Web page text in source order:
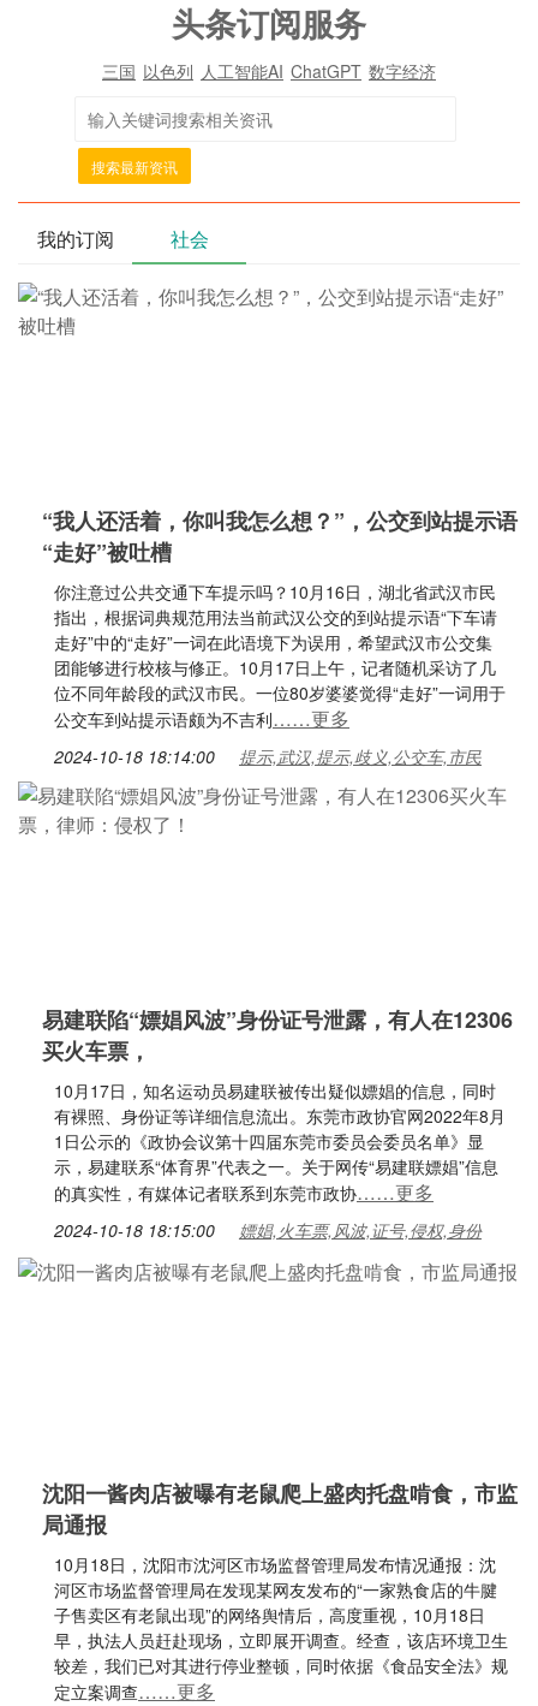
头条订阅服务
三国 以色列 人工智能AI ChatGPT 数字经济
搜索最新资讯
我的订阅 社会
“我人还活着，你叫我怎么想？”，公交到站提示语
“走好”被吐槽
你注意过公共交通下车提示吗？10月16日，湖北省武汉市民
指出，根据词典规范用法当前武汉公交的到站提示语“下车请
走好”中的“走好”一词在此语境下为误用，希望武汉市公交集
团能够进行校核与修正。10月17日上午，记者随机采访了几
位不同年龄段的武汉市民。一位80岁婆婆觉得“走好”一词用于
公交车到站提示语颇为不吉利……更多
2024-10-18 18:14:00 提示,武汉,提示,歧义,公交车,市民
易建联陷“嫖娼风波”身份证号泄露，有人在12306
买火车票，
10月17日，知名运动员易建联被传出疑似嫖娼的信息，同时
有裸照、身份证等详细信息流出。东莞市政协官网2022年8月
1日公示的《政协会议第十四届东莞市委员会委员名单》显
示，易建联系“体育界”代表之一。关于网传“易建联嫖娼”信息
的真实性，有媒体记者联系到东莞市政协……更多
2024-10-18 18:15:00 嫖娼,火车票,风波,证号,侵权,身份
沈阳一酱肉店被曝有老鼠爬上盛肉托盘啃食，市监
局通报
10月18日，沈阳市沈河区市场监督管理局发布情况通报：沈
河区市场监督管理局在发现某网友发布的“一家熟食店的牛腱
子售卖区有老鼠出现”的网络舆情后，高度重视，10月18日
早，执法人员赶赴现场，立即展开调查。经查，该店环境卫生
较差，我们已对其进行停业整顿，同时依据《食品安全法》规
定立案调查……更多